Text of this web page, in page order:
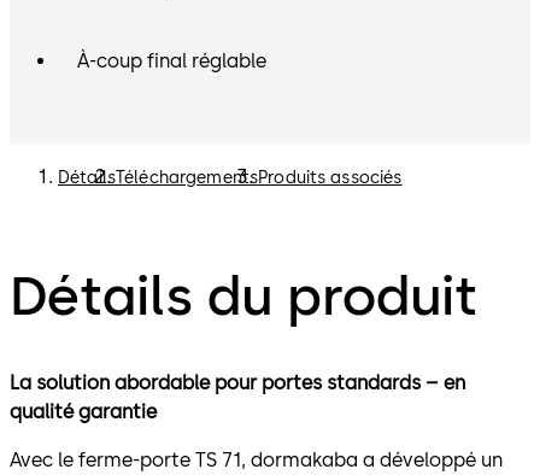
À-coup final réglable
DétailsTéléchargementsProduits associés
Détails du produit
La solution abordable pour portes standards – en
qualité garantie
Avec le ferme-porte TS 71, dormakaba a développé un